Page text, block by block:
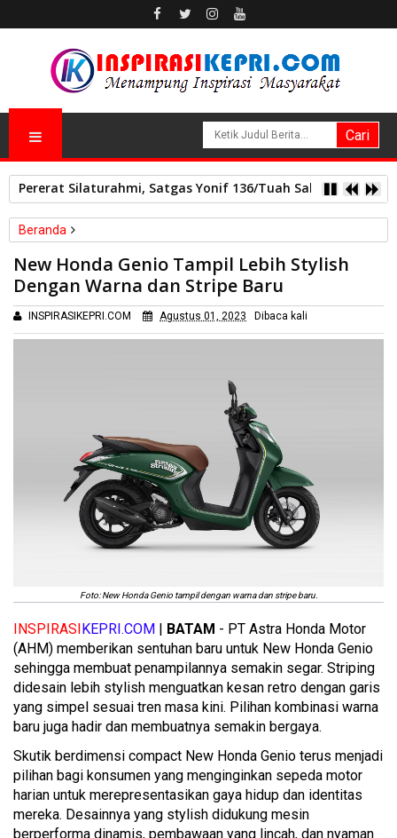
Pererat Silaturahmi, Satgas Yonif 136/Tuah Sakti Pos Ilu
Beranda
New Honda Genio Tampil Lebih Stylish Dengan Warna dan Stripe
New Honda Genio Tampil Lebih Stylish
Dengan Warna dan Stripe Baru
INSPIRASIKEPRI.COM Agustus 01, 2023 Dibaca kali
Foto: New Honda Genio tampil dengan warna dan stripe baru.
INSPIRASI KEPRI.COM BATAM - PT Astra Honda Motor
(AHM) memberikan sentuhan baru untuk New Honda Genio
sehingga membuat penampilannya semakin segar. Striping
didesain lebih stylish menguatkan kesan retro dengan garis
yang simpel sesuai tren masa kini. Pilihan kombinasi warna
baru juga hadir dan membuatnya semakin bergaya.
Skutik berdimensi compact New Honda Genio terus menjadi
pilihan bagi konsumen yang menginginkan sepeda motor
harian untuk merepresentasikan gaya hidup dan identitas
mereka. Desainnya yang stylish didukung mesin
berperforma dinamis, pembawaan yang lincah, dan nyaman